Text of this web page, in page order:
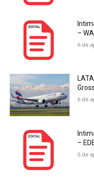
–
6 de
6 de
–
5 de